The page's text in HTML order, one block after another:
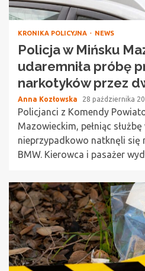
KRONIKA POLICYJNA NEWS
Policja w Mińsku
udaremniła próbę
narkotyków przez
Anna Kozłowska 28 października
Policjanci z Komendy
Mazowieckim, pełniąc
nieprzypadkowo natknęli się
BMW. Kierowca i pasażer